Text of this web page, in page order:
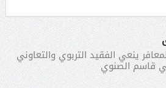
ينعي الفقيد التربوي والتعاوني
قاسم الصنوي